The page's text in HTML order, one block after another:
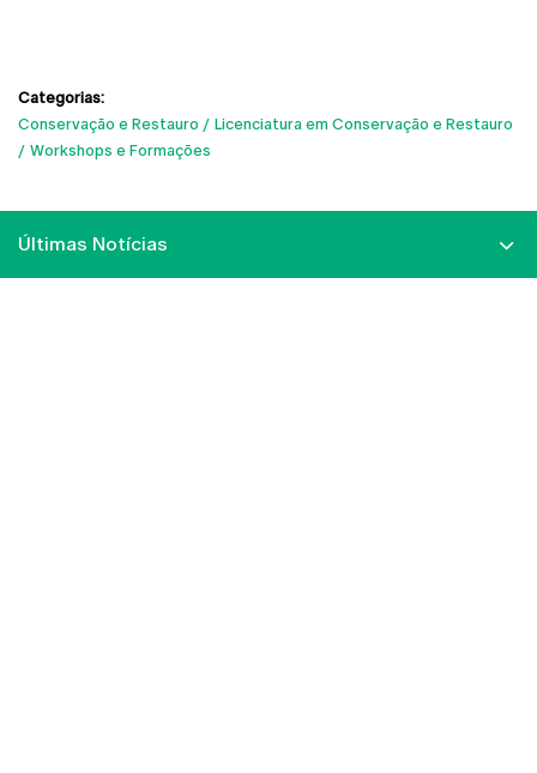
Categorias:
Conservação e Restauro
Licenciatura em Conservação e Restauro
Workshops e Formações
Últimas Notícias